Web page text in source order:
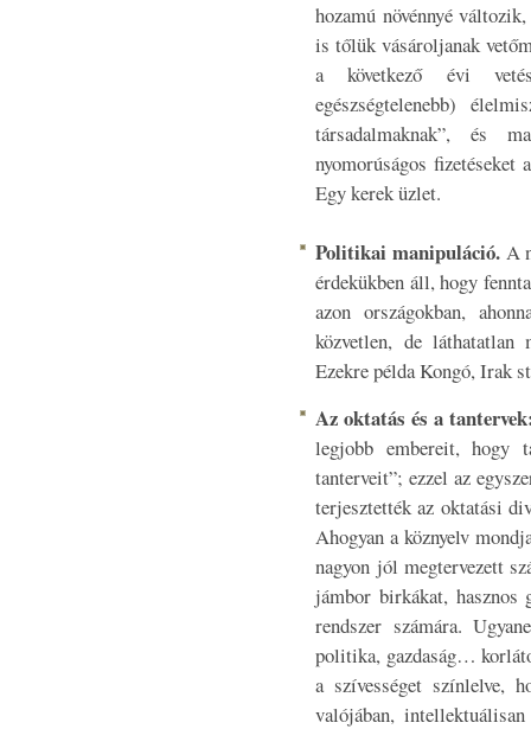
hozamú növénnyé
is tőlük vásároljanak
a következő évi
egészségtelenebb)
társadalmaknak”, és
nyomorúságos
Egy kerek üzlet.
Politikai manipuláció.A
érdekükben áll, hogy
azon országokban,
közvetlen, de láthatatlan
Ezekre példa Kongó, Irak
Az oktatás és a
legjobb embereit, hogy
tanterveit”; ezzel az
terjesztették az oktatási
Ahogyan a köznyelv
nagyon jól megtervezett
jámbor birkákat, hasznos
rendszer számára.
politika, gazdaság…
a szívességet színlelve,
valójában,